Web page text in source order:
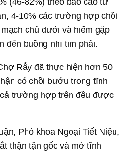
4-10% các trường hợp chồi
chủ dưới và hiếm gặp
đến buồng nhĩ tim phải.
Rẫy đã thực hiện hơn 50
có chồi bướu trong tĩnh
trường hợp trên đều được
Phó khoa Ngoại Tiết Niệu,
thận tận gốc và mở tĩnh